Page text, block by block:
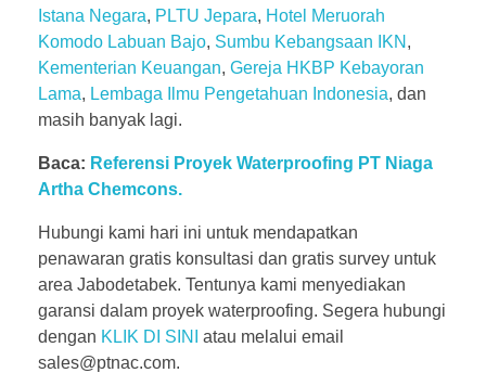
Istana Negara, PLTU Jepara, Hotel Meruorah
Komodo Labuan Bajo, Sumbu Kebangsaan IKN ,
Kementerian Keuangan, Gereja HKBP Kebayoran
Lama, Lembaga Ilmu Pengetahuan Indonesia, dan
masih banyak lagi.
Baca: Referensi Proyek Waterproofing PT Niaga
Artha Chemcons.
Hubungi kami hari ini untuk mendapatkan
penawaran gratis konsultasi dan gratis survey untuk
area Jabodetabek. Tentunya kami menyediakan
garansi dalam proyek waterproofing. Segera hubungi
dengan KLIK DI SINI
atau melalui email
sales@ptnac.com.